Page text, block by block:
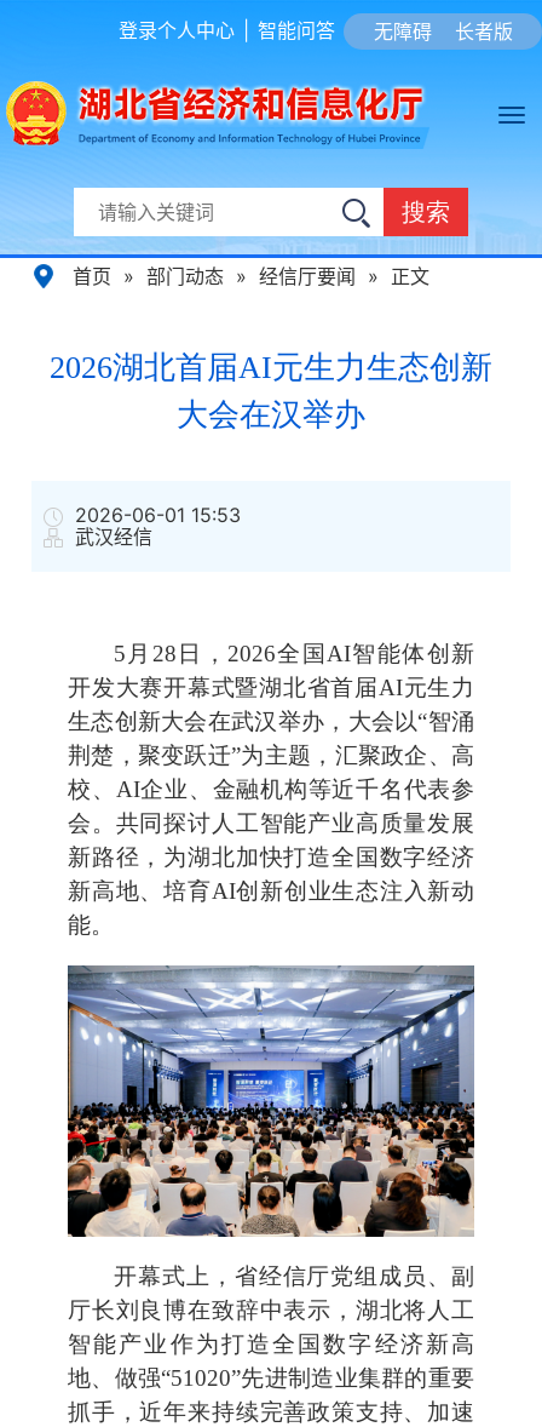
无障碍 长者版
登录个人中心 智能问答
搜索
首页 » 部门动态 » 经信厅要闻 » 正文
2026湖北首届AI元生力生态创新
大会在汉举办
2026-06-01 15:53
武汉经信
5月28日，2026全国AI智能体创新
开发大赛开幕式暨湖北省首届AI元生力
生态创新大会在武汉举办，大会以“智涌
荆楚，聚变跃迁”为主题，汇聚政企、高
校、AI企业、金融机构等近千名代表参
会。共同探讨人工智能产业高质量发展
新路径，为湖北加快打造全国数字经济
新高地、培育AI创新创业生态注入新动
能。
开幕式上，省经信厅党组成员、副
厅长刘良博在致辞中表示，湖北将人工
智能产业作为打造全国数字经济新高
地、做强“51020”先进制造业集群的重要
抓手，近年来持续完善政策支持、加速